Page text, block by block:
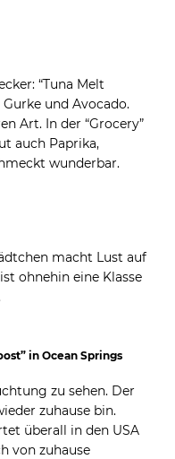
“Tuna Melt
und Avocado.
Art. In der “Grocery”
auch Paprika,
wunderbar.
macht Lust auf
ohnehin eine Klasse
in Ocean Springs
zu sehen. Der
zuhause bin.
überall in den USA
von zuhause